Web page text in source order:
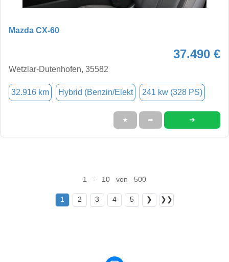
Mazda CX-60
37.490 €
Wetzlar-Dutenhofen, 35582
32.916 km Hybrid (Benzin/Elekt 241 kw (328 PS)
★ ➦ ➜
1 - 10 von 500
1 2 3 4 5 ❯ ❯❯